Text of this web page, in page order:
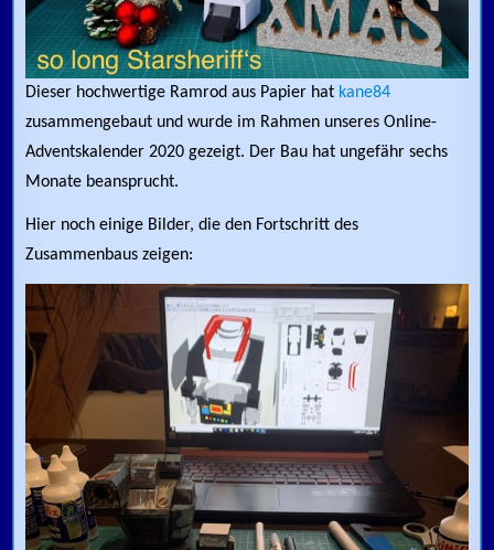
Dieser hochwertige Ramrod aus Papier hat kane84
zusammengebaut und wurde im Rahmen unseres Online-
Adventskalender 2020 gezeigt. Der Bau hat ungefähr sechs
Monate beansprucht.
Hier noch einige Bilder, die den Fortschritt des
Zusammenbaus zeigen: